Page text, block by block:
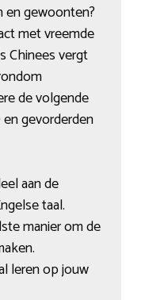
en gewoonten?
met vreemde
Chinees vergt
de volgende
gevorderden
aan de
taal.
manier om de
leren op jouw